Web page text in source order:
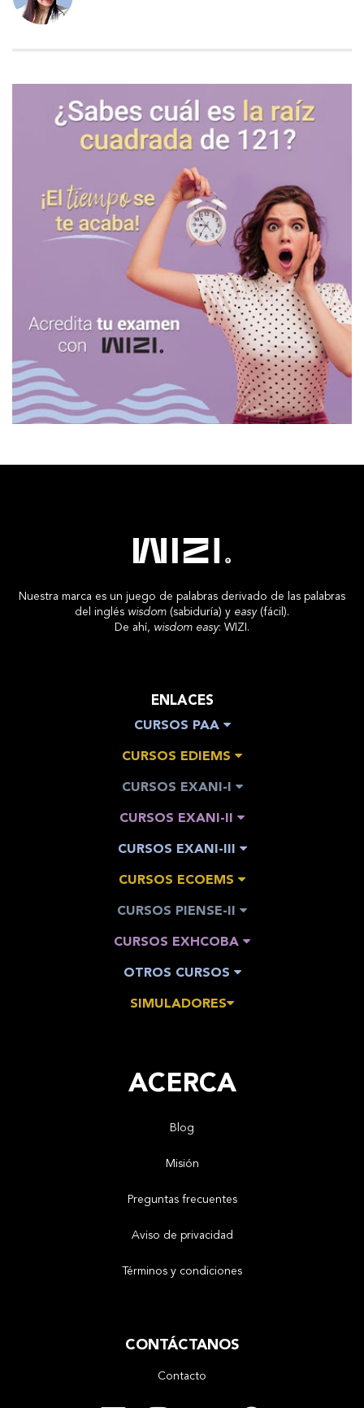
Nuestra marca es un juego de palabras derivado de las palabras
del inglés wisdom (sabiduría) y easy(fácil).
De ahí, wisdom easy: WIZI.
ENLACES
CURSOS PAA
CURSOS EDIEMS
CURSOS EXANI-I
CURSOS EXANI-II
CURSOS EXANI-III
CURSOS ECOEMS
CURSOS PIENSE-II
CURSOS EXHCOBA
OTROS CURSOS
SIMULADORES
ACERCA
Blog
Misión
Preguntas frecuentes
Aviso de privacidad
Términos y condiciones
CONTÁCTANOS
Contacto